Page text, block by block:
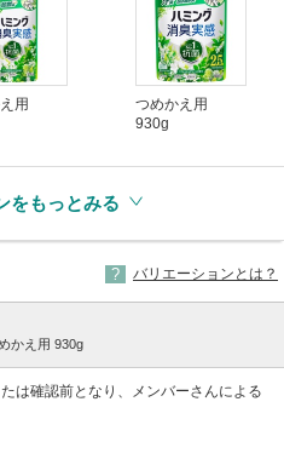
用
つめかえ用
930g
をもっとみる
バリエーションとは？
かえ用 930g
は確認前となり、メンバーさんによる